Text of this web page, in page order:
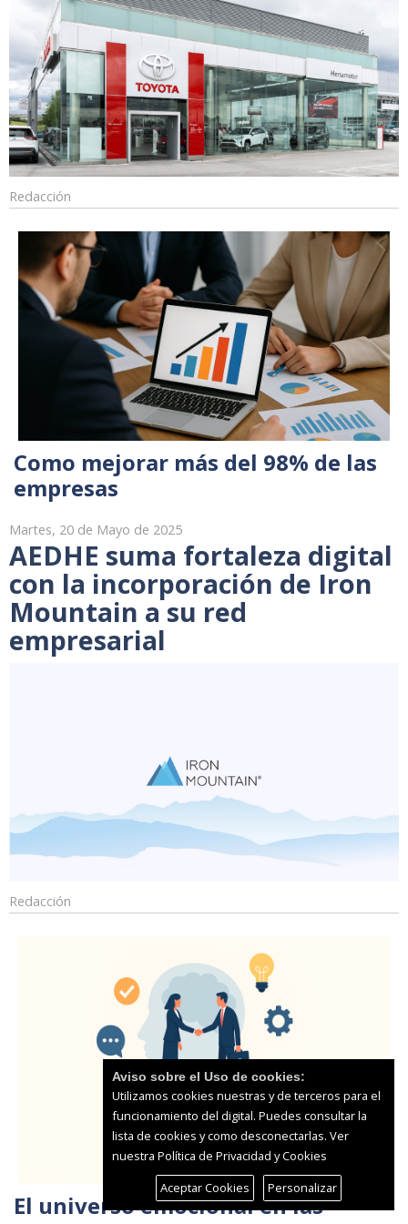
Redacción
Como mejorar más del 98% de las
empresas
Martes, 20 de Mayo de 2025
AEDHE suma fortaleza digital
con la incorporación de Iron
Mountain a su red
empresarial
Redacción
El universo emocional en las
Aviso sobre el Uso de cookies:
Utilizamos cookies nuestras y de terceros para el
funcionamiento del digital. Puedes consultar la
lista de cookies y como desconectarlas. Ver
nuestra Política de Privacidad y Cookies
Aceptar Cookies
Personalizar